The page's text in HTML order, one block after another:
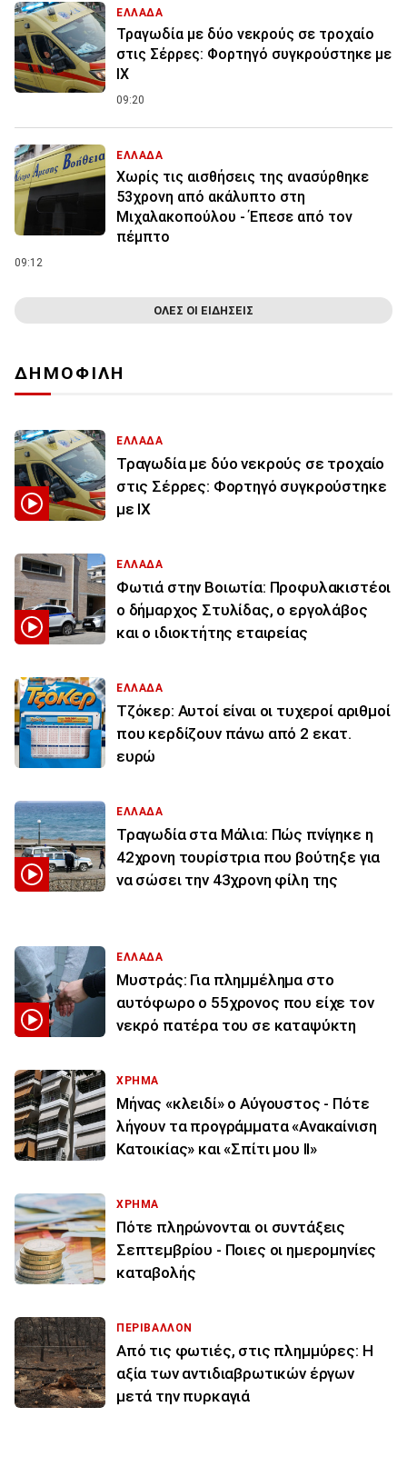
ΕΛΛΑΔΑ
Τραγωδία με δύο νεκρούς σε τροχαίο
στις Σέρρες: Φορτηγό συγκρούστηκε με
ΙΧ
09:20
ΕΛΛΑΔΑ
Χωρίς τις αισθήσεις της ανασύρθηκε
53χρονη από ακάλυπτο στη
Μιχαλακοπούλου - Έπεσε από τον
πέμπτο
09:12
ΟΛΕΣ ΟΙ ΕΙΔΗΣΕΙΣ
ΔΗΜΟΦΙΛΗ
ΕΛΛΑΔΑ
Τραγωδία με δύο νεκρούς σε τροχαίο
στις Σέρρες: Φορτηγό συγκρούστηκε
με ΙΧ
ΕΛΛΑΔΑ
Φωτιά στην Βοιωτία: Προφυλακιστέοι
ο δήμαρχος Στυλίδας, ο εργολάβος
και ο ιδιοκτήτης εταιρείας
ΕΛΛΑΔΑ
Τζόκερ: Αυτοί είναι οι τυχεροί αριθμοί
που κερδίζουν πάνω από 2 εκατ.
ευρώ
ΕΛΛΑΔΑ
Τραγωδία στα Μάλια: Πώς πνίγηκε η
42χρονη τουρίστρια που βούτηξε για
να σώσει την 43χρονη φίλη της
ΕΛΛΑΔΑ
Μυστράς: Για πλημμέλημα στο
αυτόφωρο ο 55χρονος που είχε τον
νεκρό πατέρα του σε καταψύκτη
ΧΡΗΜΑ
Μήνας «κλειδί» ο Αύγουστος - Πότε
λήγουν τα προγράμματα «Ανακαίνιση
Κατοικίας» και «Σπίτι μου ΙΙ»
ΧΡΗΜΑ
Πότε πληρώνονται οι συντάξεις
Σεπτεμβρίου - Ποιες οι ημερομηνίες
καταβολής
ΠΕΡΙΒΑΛΛΟΝ
Από τις φωτιές, στις πλημμύρες: Η
αξία των αντιδιαβρωτικών έργων
μετά την πυρκαγιά